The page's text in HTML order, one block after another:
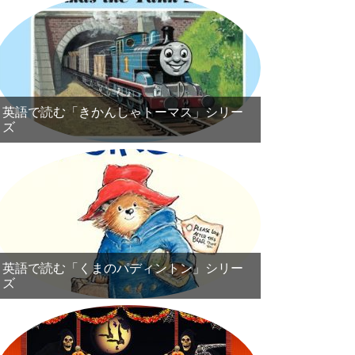
英語で読む「きかんしゃトーマス」シリー
ズ
英語で読む「くまのパディントン」シリー
ズ